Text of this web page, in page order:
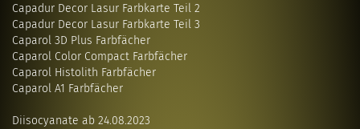
Capadur Decor Lasur Farbkarte Teil 2
Capadur Decor Lasur Farbkarte Teil 3
Caparol 3D Plus Farbfächer
Caparol Color Compact Farbfächer
Caparol Histolith Farbfächer
Caparol A1 Farbfächer
Diisocyanate ab 24.08.2023